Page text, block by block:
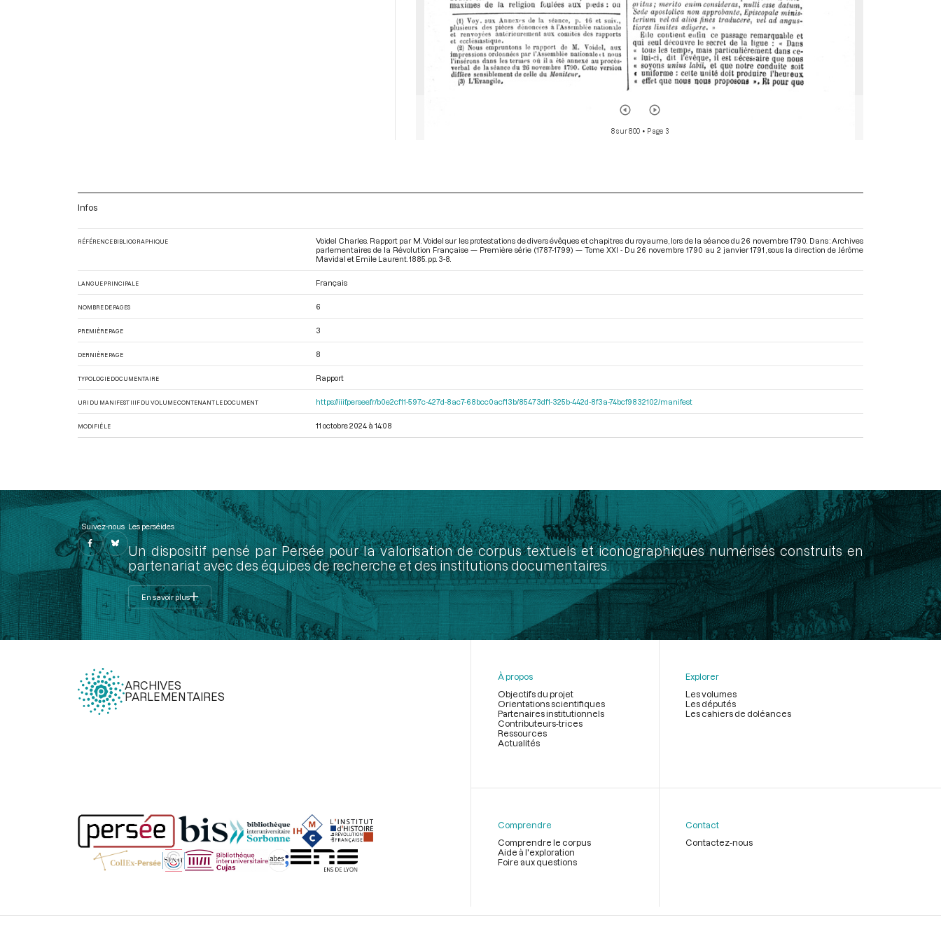
8 sur 800 • Page 3
Infos
RÉFÉRENCE BIBLIOGRAPHIQUE
Voidel Charles. Rapport par M. Voidel sur les protestations de divers évêques et chapitres du royaume, lors de la séance du 26 novembre 1790. Dans : Archives
parlementaires de la Révolution Française — Première série (1787-1799) — Tome XXI - Du 26 novembre 1790 au 2 janvier 1791 , sous la direction de Jérôme
Mavidal et Emile Laurent. 1885. pp. 3-8.
LANGUE PRINCIPALE Français
NOMBRE DE PAGES 6
PREMIÈRE PAGE 3
DERNIÈRE PAGE 8
TYPOLOGIE DOCUMENTAIRE Rapport
URI DU MANIFEST IIIF DU VOLUME CONTENANT LE DOCUMENT https://iiif.persee.fr/b0e2cf11-597c-427d-8ac7-68bcc0acf13b/85473df1-325b-442d-8f3a-74bcf9832102/manifest
MODIFIÉ LE 11 octobre 2024 à 14:08
Suivez-nous Les perséides
Un dispositif pensé par Persée pour la valorisation de corpus textuels et iconographiques numérisés construits en
partenariat avec des équipes de recherche et des institutions documentaires.
En savoir plus
ARCHIVES
PARLEMENTAIRES
page
À propos
Objectifs du projet
Orientations scientifiques
Partenaires institutionnels
Contributeurs-trices
Ressources
Actualités
Explorer
Les volumes
Les députés
Les cahiers de doléances
Comprendre
Comprendre le corpus
Aide à l'exploration
Foire aux questions
Contact
Contactez-nous
Légal